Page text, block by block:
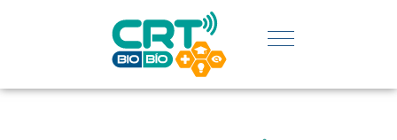
REGIÓN:
CONOCE